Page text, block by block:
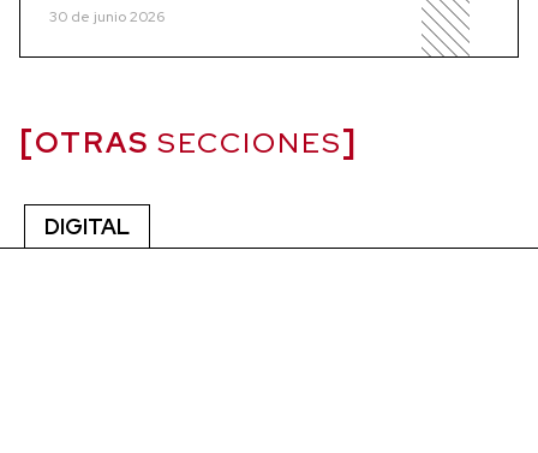
30 de junio 2026
OTRAS SECCIONES
DIGITAL